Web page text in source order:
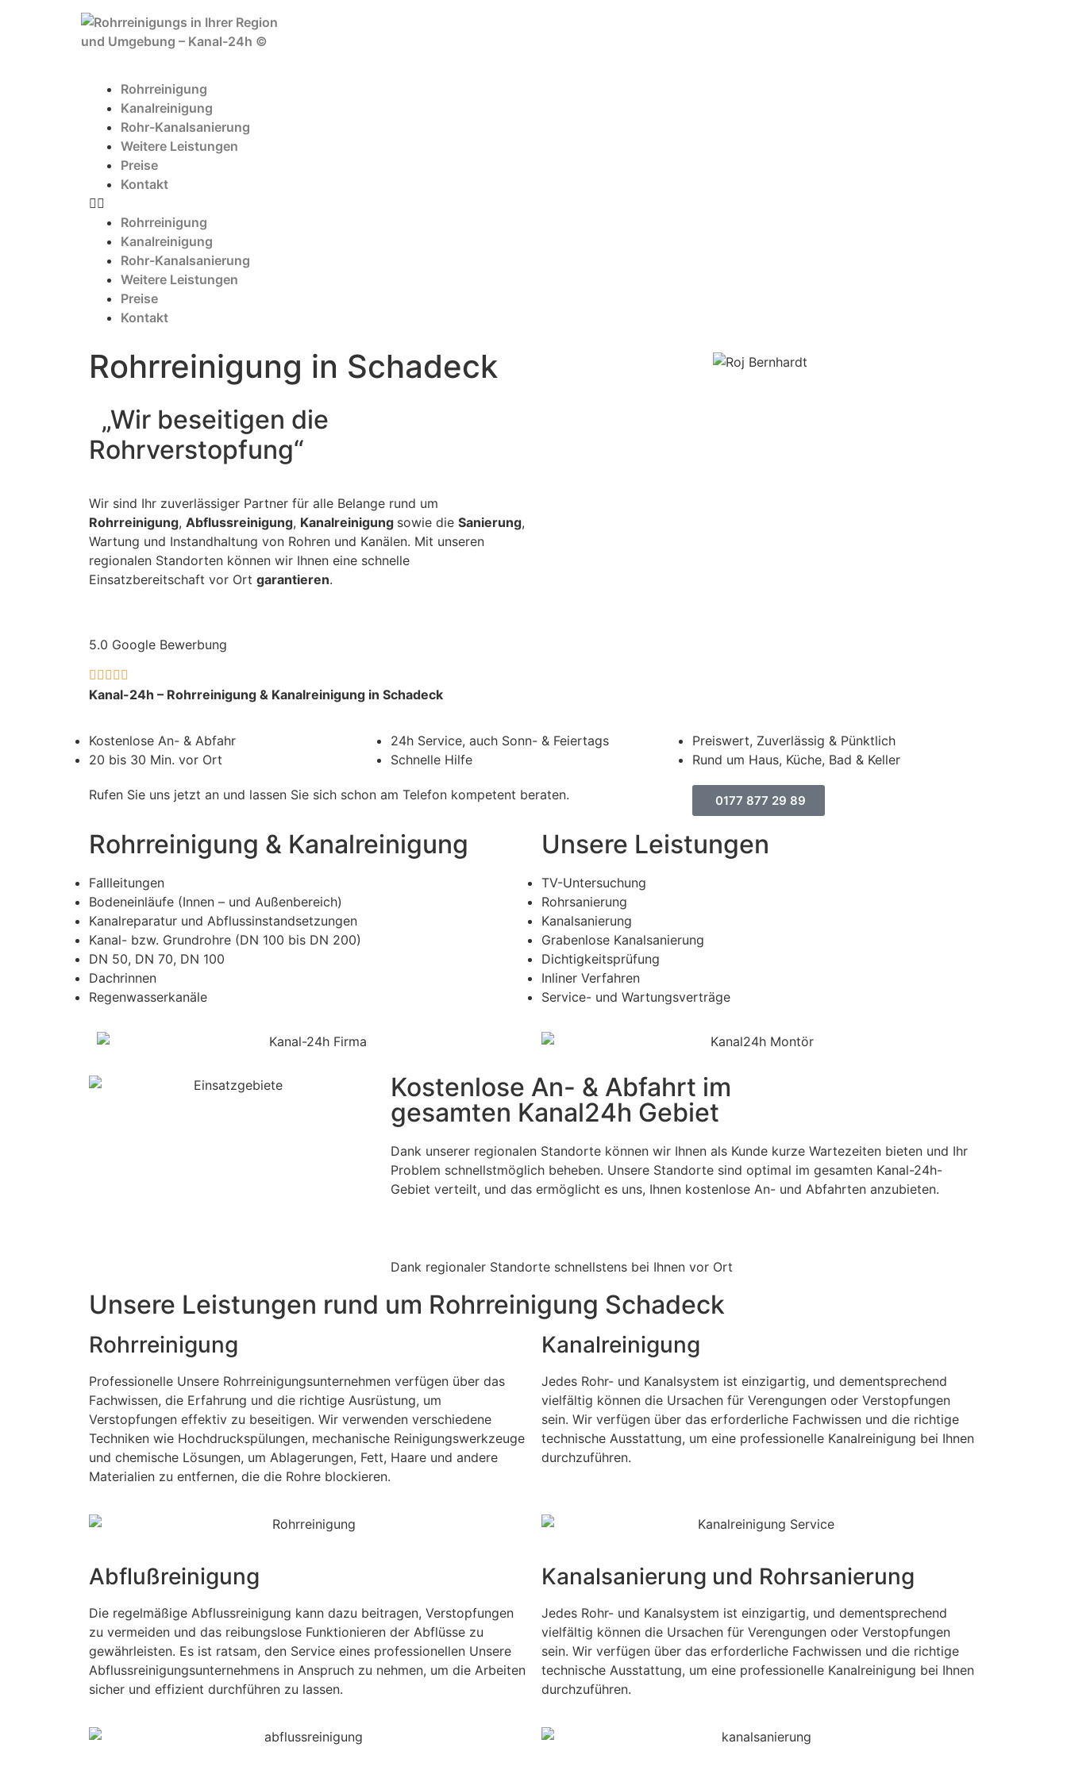
Rohrreinigung
Kanalreinigung
Rohr-Kanalsanierung
Weitere Leistungen
Preise
Kontakt
Rohrreinigung
Kanalreinigung
Rohr-Kanalsanierung
Weitere Leistungen
Preise
Kontakt
Rohrreinigung in Schadeck
„Wir beseitigen die
Rohrverstopfung“
Wir sind Ihr zuverlässiger Partner für alle Belange rund um
Rohrreinigung, Abflussreinigung, Kanalreinigung sowie die Sanierung,
Wartung und Instandhaltung von Rohren und Kanälen. Mit unseren
regionalen Standorten können wir Ihnen eine schnelle
Einsatzbereitschaft vor Ort garantieren.
5.0 Google Bewerbung
    
Kanal-24h – Rohrreinigung & Kanalreinigung in Schadeck
Kostenlose An- & Abfahr
20 bis 30 Min. vor Ort
24h Service, auch Sonn- & Feiertags
Schnelle Hilfe
Preiswert, Zuverlässig & Pünktlich
Rund um Haus, Küche, Bad & Keller
Rufen Sie uns jetzt an und lassen Sie sich schon am Telefon kompetent beraten. 0177 877 29 89
Rohrreinigung & Kanalreinigung
Fallleitungen
Bodeneinläufe (Innen – und Außenbereich)
Kanalreparatur und Abflussinstandsetzungen
Kanal- bzw. Grundrohre (DN 100 bis DN 200)
DN 50, DN 70, DN 100
Dachrinnen
Regenwasserkanäle
Unsere Leistungen
TV-Untersuchung
Rohrsanierung
Kanalsanierung
Grabenlose Kanalsanierung
Dichtigkeitsprüfung
Inliner Verfahren
Service- und Wartungsverträge
Kostenlose An- & Abfahrt im
gesamten Kanal24h Gebiet
Dank unserer regionalen Standorte können wir Ihnen als Kunde kurze Wartezeiten bieten und Ihr
Problem schnellstmöglich beheben. Unsere Standorte sind optimal im gesamten Kanal-24h-
Gebiet verteilt, und das ermöglicht es uns, Ihnen kostenlose An- und Abfahrten anzubieten.
Dank regionaler Standorte schnellstens bei Ihnen vor Ort
Unsere Leistungen rund um Rohrreinigung Schadeck
Rohrreinigung
Professionelle Unsere Rohrreinigungsunternehmen verfügen über das
Fachwissen, die Erfahrung und die richtige Ausrüstung, um
Verstopfungen effektiv zu beseitigen. Wir verwenden verschiedene
Techniken wie Hochdruckspülungen, mechanische Reinigungswerkzeuge
und chemische Lösungen, um Ablagerungen, Fett, Haare und andere
Materialien zu entfernen, die die Rohre blockieren.
Kanalreinigung
Jedes Rohr- und Kanalsystem ist einzigartig, und dementsprechend
vielfältig können die Ursachen für Verengungen oder Verstopfungen
sein. Wir verfügen über das erforderliche Fachwissen und die richtige
technische Ausstattung, um eine professionelle Kanalreinigung bei Ihnen
durchzuführen.
Abflußreinigung
Die regelmäßige Abflussreinigung kann dazu beitragen, Verstopfungen
zu vermeiden und das reibungslose Funktionieren der Abflüsse zu
gewährleisten. Es ist ratsam, den Service eines professionellen Unsere
Abflussreinigungsunternehmens in Anspruch zu nehmen, um die Arbeiten
sicher und effizient durchführen zu lassen.
Kanalsanierung und Rohrsanierung
Jedes Rohr- und Kanalsystem ist einzigartig, und dementsprechend
vielfältig können die Ursachen für Verengungen oder Verstopfungen
sein. Wir verfügen über das erforderliche Fachwissen und die richtige
technische Ausstattung, um eine professionelle Kanalreinigung bei Ihnen
durchzuführen.